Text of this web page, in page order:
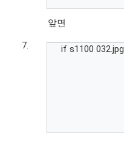
앞면
if s1100 032.jpg